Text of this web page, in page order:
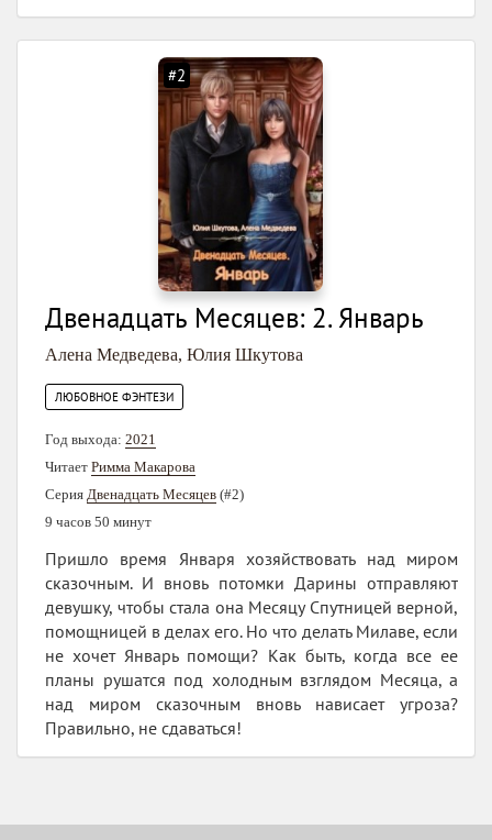
#2
Двенадцать Месяцев: 2. Январь
Алена Медведева, Юлия Шкутова
ЛЮБОВНОЕ ФЭНТЕЗИ
Год выхода: 2021
Читает Римма Макарова
Серия Двенадцать Месяцев (#2)
9 часов 50 минут
Пришло время Января хозяйствовать над миром
сказочным. И вновь потомки Дарины отправляют
девушку, чтобы стала она Месяцу Спутницей верной,
помощницей в делах его. Но что делать Милаве, если
не хочет Январь помощи? Как быть, когда все ее
планы рушатся под холодным взглядом Месяца, а
над миром сказочным вновь нависает угроза?
Правильно, не сдаваться!